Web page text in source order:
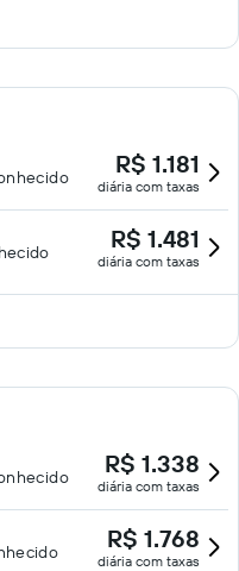
R$ 1.181
diária com taxas
R$ 1.481
diária com taxas
R$ 1.338
diária com taxas
R$ 1.768
diária com taxas